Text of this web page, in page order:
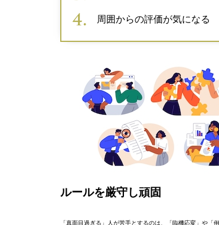
周囲からの評価が気になる
ルールを厳守し頑固
「真面目過ぎる」人が苦手とするのは、「臨機応変」や